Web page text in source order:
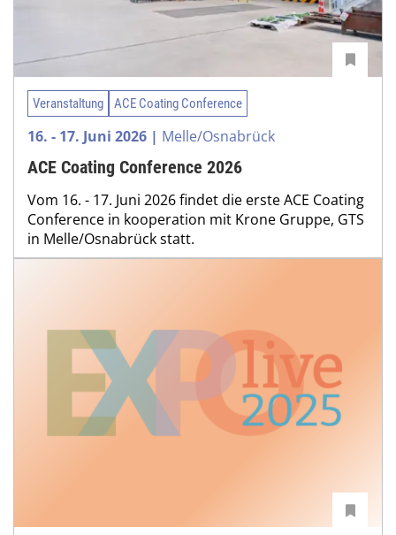
Veranstaltung ACE Coating Conference
16. - 17. Juni 2026 | Melle/Osnabrück
ACE Coating Conference 2026
Vom 16. - 17. Juni 2026 findet die erste ACE Coating
Conference in kooperation mit Krone Gruppe, GTS
in Melle/Osnabrück statt.